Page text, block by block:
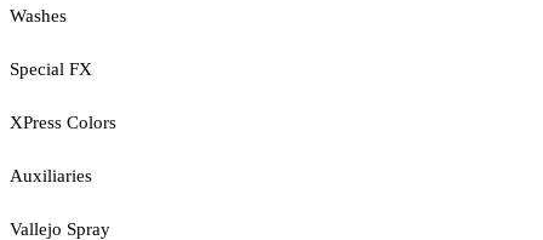
Washes
Special FX
XPress Colors
Auxiliaries
Vallejo Spray